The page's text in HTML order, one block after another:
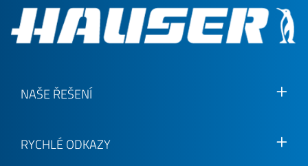
NAŠE ŘEŠENÍ
RYCHLÉ ODKAZY